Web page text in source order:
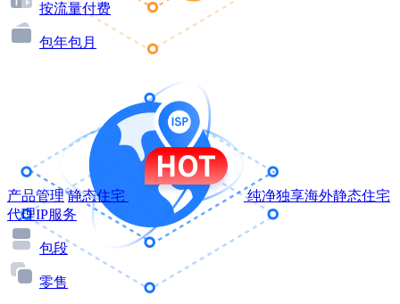
按流量付费
包年包月
产品管理 静态住宅
纯净独享海外静态住宅
代理IP服务
包段
零售